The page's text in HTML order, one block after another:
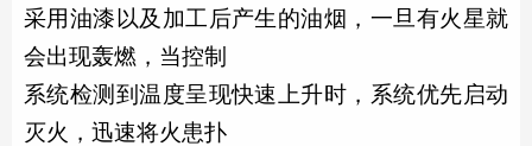
采用油漆以及加工后产生的油烟，一旦有火星就
会出现轰燃，当控制
系统检测到温度呈现快速上升时，系统优先启动
灭火，迅速将火患扑